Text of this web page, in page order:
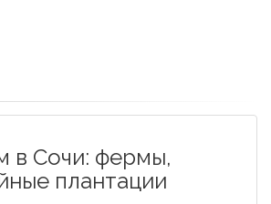
в Сочи: фермы,
плантации